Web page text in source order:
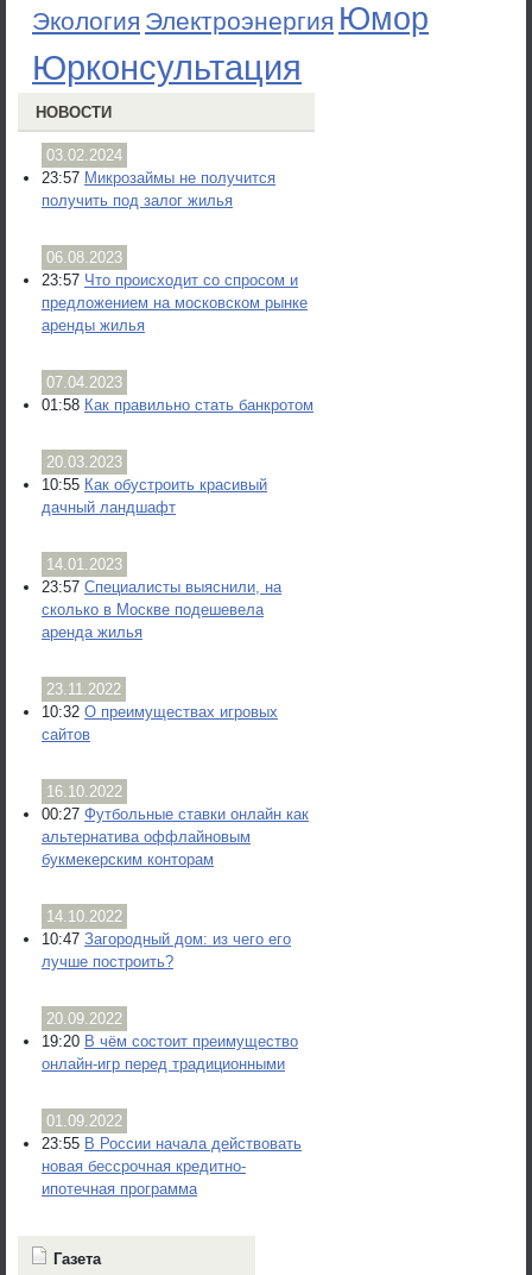
Экология Электроэнергия Юмор
Юрконсультация
НОВОСТИ
03.02.2024
23:57 Микрозаймы не получится
получить под залог жилья
06.08.2023
23:57 Что происходит со спросом и
предложением на московском рынке
аренды жилья
07.04.2023
01:58 Как правильно стать банкротом
20.03.2023
10:55 Как обустроить красивый
дачный ландшафт
14.01.2023
23:57 Специалисты выяснили, на
сколько в Москве подешевела
аренда жилья
23.11.2022
10:32 О преимуществах игровых
сайтов
16.10.2022
00:27 Футбольные ставки онлайн как
альтернатива оффлайновым
букмекерским конторам
14.10.2022
10:47 Загородный дом: из чего его
лучше построить?
20.09.2022
19:20 В чём состоит преимущество
онлайн-игр перед традиционными
01.09.2022
23:55 В России начала действовать
новая бессрочная кредитно-
ипотечная программа
Газета